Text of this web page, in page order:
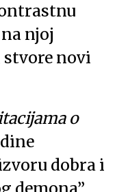
njoj
novi
o
dobra i